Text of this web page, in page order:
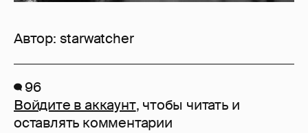
Автор: starwatcher
96
Войдите в аккаунт, чтобы читать и
оставлять комментарии